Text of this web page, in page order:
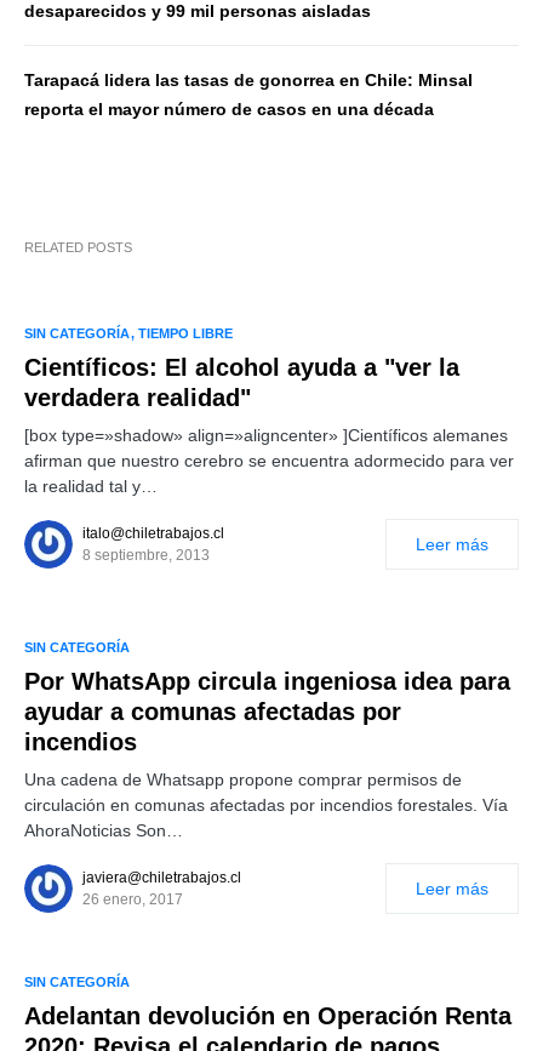
desaparecidos y 99 mil personas aisladas
Tarapacá lidera las tasas de gonorrea en Chile: Minsal
reporta el mayor número de casos en una década
RELATED POSTS
SIN CATEGORÍA TIEMPO LIBRE
Científicos: El alcohol ayuda a "ver la
verdadera realidad"
[box type=»shadow» align=»aligncenter» ]Científicos alemanes
afirman que nuestro cerebro se encuentra adormecido para ver
la realidad tal y…
italo@chiletrabajos.cl
8 septiembre, 2013
Leer más
SIN CATEGORÍA
Por WhatsApp circula ingeniosa idea para
ayudar a comunas afectadas por
incendios
Una cadena de Whatsapp propone comprar permisos de
circulación en comunas afectadas por incendios forestales. Vía
AhoraNoticias Son…
javiera@chiletrabajos.cl
26 enero, 2017
Leer más
SIN CATEGORÍA
Adelantan devolución en Operación Renta